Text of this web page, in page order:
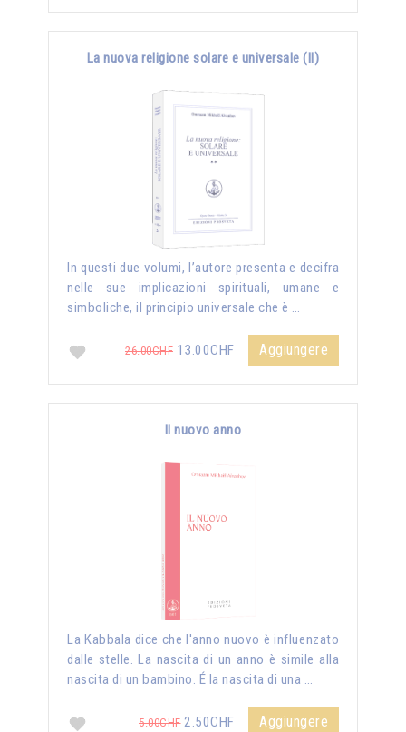
La nuova religione solare e universale (II)
In questi due volumi, l’autore presenta e decifra
nelle sue implicazioni spirituali, umane e
simboliche, il principio universale che è …
26.00CHF 13.00CHF Aggiungere
Il nuovo anno
La Kabbala dice che l'anno nuovo è influenzato
dalle stelle. La nascita di un anno è simile alla
nascita di un bambino. É la nascita di una …
5.00CHF2.50CHF Aggiungere